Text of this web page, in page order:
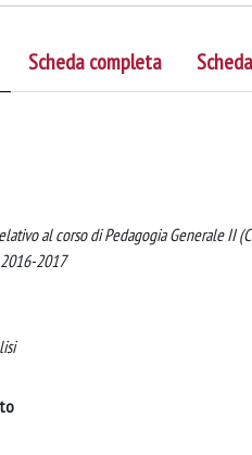
Scheda completa
al corso di Pedagogia Generale II
2017